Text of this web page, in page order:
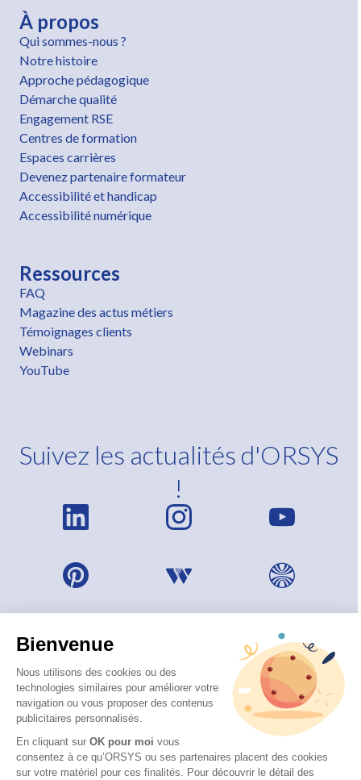
Bienvenue
Nous utilisons des cookies ou des
technologies similaires pour améliorer votre
navigation ou vous proposer des contenus
publicitaires personnalisés.
En cliquant sur OK pour moi vous
consentez à ce qu’ORSYS ou ses partenaires placent des cookies
sur votre matériel pour ces finalités. Pour découvrir le détail des
À propos
Qui sommes-nous ?
Notre histoire
Approche pédagogique
Démarche qualité
Engagement RSE
Centres de formation
Espaces carrières
Devenez partenaire formateur
Accessibilité et handicap
Accessibilité numérique
Ressources
FAQ
Magazine des actus métiers
Témoignages clients
Webinars
YouTube
Suivez les actualités d'ORSYS
!
© 2026 ORSYS